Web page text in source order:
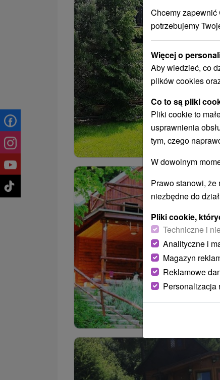
Chcemy zapewnić
potrzebujemy
Więcej o
Aby wiedzieć, co
plików cookies
Co to są pliki
Pliki cookie to
usprawnienia
tym, czego
W dowolnym
Prawo stanowi,
niezbędne do
Pliki cookie,
Techniczne i
Analityczne i
Magazyn
Reklamowe
Personalizacja